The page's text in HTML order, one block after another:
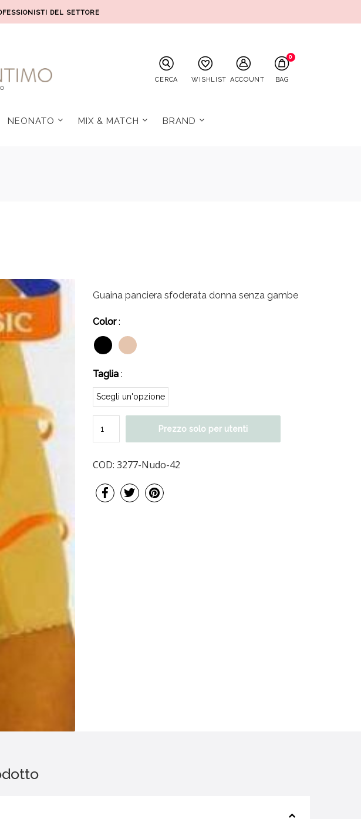
DEL SETTORE
CERCA WISHLIST ACCOUNT BAG
0
NEONATO MIX & MATCH BRAND
Guaina panciera sfoderata donna senza gambe
Color:
Taglia :
Prezzo solo per utenti
COD: 3277-Nudo-42